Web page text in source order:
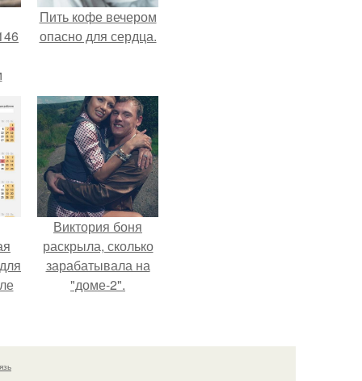
Пить кофе вечером
опасно для сердца.
Виктория боня
раскрыла, сколько
зарабатывала на
"доме-2".